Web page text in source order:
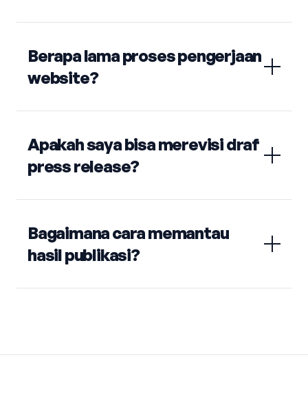
Berapa lama proses pengerjaan
website?
Apakah saya bisa merevisi draf
press release?
Bagaimana cara memantau
hasil publikasi?